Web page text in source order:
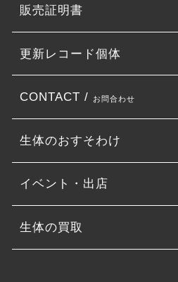
販売証明書
更新レコード個体
CONTACT / お問合わせ
生体のおすそわけ
イベント・出店
生体の買取